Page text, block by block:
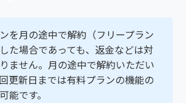
を月の途中で解約（フリープラン
た場合であっても、返金などは対
ません。月の途中で解約いただい
更新日までは有料プランの機能の
能です。